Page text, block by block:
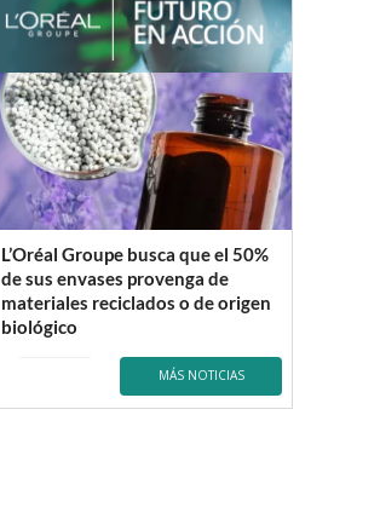
L’Oréal Groupe busca que el 50%
de sus envases provenga de
materiales reciclados o de origen
biológico
MÁS NOTICIAS